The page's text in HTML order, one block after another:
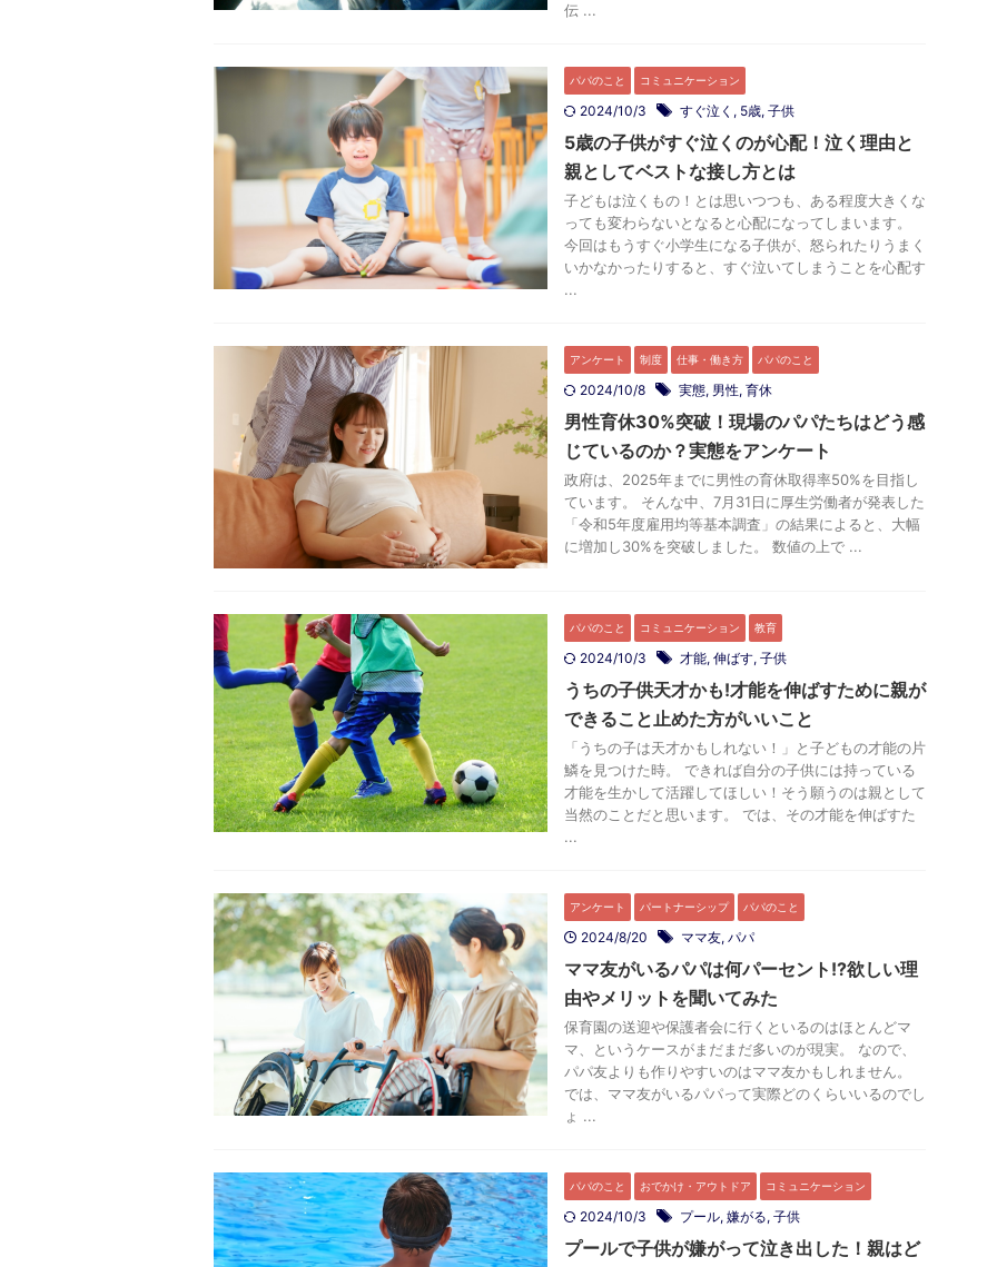
伝 ...
パパのこと コミュニケーション
2024/10/3 すぐ泣く , 5歳, 子供
5歳の子供がすぐ泣くのが心配！泣く理由と
親としてベストな接し方とは
子どもは泣くもの！とは思いつつも、ある程度大きくな
っても変わらないとなると心配になってしまいます。
今回はもうすぐ小学生になる子供が、怒られたりうまく
いかなかったりすると、すぐ泣いてしまうことを心配す
...
アンケート 制度 仕事・働き方 パパのこと
2024/10/8 実態, 男性, 育休
男性育休30%突破！現場のパパたちはどう感
じているのか？実態をアンケート
政府は、2025年までに男性の育休取得率50%を目指し
ています。 そんな中、7月31日に厚生労働者が発表した
「令和5年度雇用均等基本調査」の結果によると、大幅
に増加し30%を突破しました。 数値の上で ...
パパのこと コミュニケーション 教育
2024/10/3 才能, 伸ばす, 子供
うちの子供天才かも!才能を伸ばすために親が
できること止めた方がいいこと
「うちの子は天才かもしれない！」と子どもの才能の片
鱗を見つけた時。 できれば自分の子供には持っている
才能を生かして活躍してほしい！そう願うのは親として
当然のことだと思います。 では、その才能を伸ばすた
...
アンケート パートナーシップ パパのこと
2024/8/20 ママ友, パパ
ママ友がいるパパは何パーセント!?欲しい理
由やメリットを聞いてみた
保育園の送迎や保護者会に行くといるのはほとんどマ
マ、というケースがまだまだ多いのが現実。 なので、
パパ友よりも作りやすいのはママ友かもしれません。
では、ママ友がいるパパって実際どのくらいいるのでし
ょ ...
パパのこと おでかけ・アウトドア コミュニケーション
2024/10/3 プール, 嫌がる, 子供
プールで子供が嫌がって泣き出した！親はど